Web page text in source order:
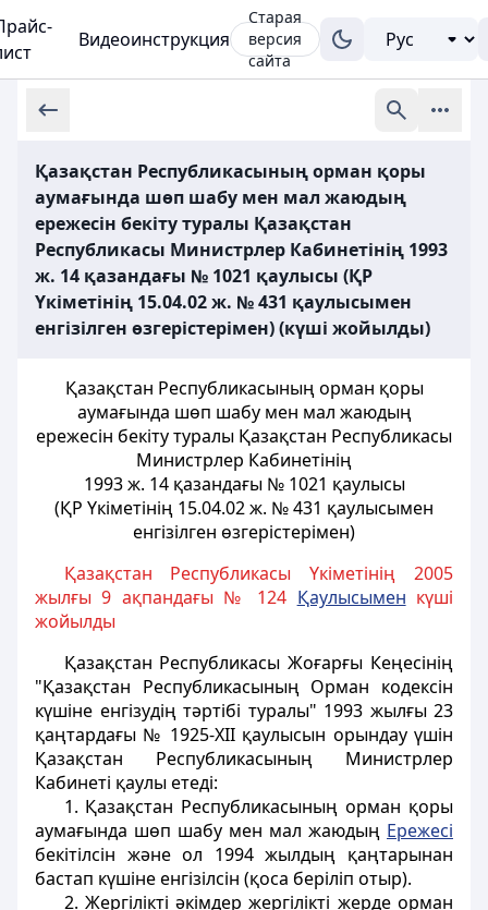
Видеоинструкция
Старая
версия
сайта
Қазақстан Республикасының орман қоры
аумағында шөп шабу мен мал жаюдың
ережесін бекіту туралы Қазақстан
Республикасы Министрлер Кабинетінің 1993
ж. 14 қазандағы № 1021 қаулысы (ҚР
Үкіметінің 15.04.02 ж. № 431 қаулысымен
енгізілген өзгерістерімен) (күші жойылды)
Қазақстан Республикасының орман қоры
аумағында шөп шабу мен мал жаюдың
ережесін бекіту туралы Қазақстан Республикасы
Министрлер Кабинетінің
1993 ж. 14 қазандағы № 1021 қаулысы
(ҚР Үкіметінің 15.04.02 ж. № 431 қаулысымен
енгізілген өзгерістерімен)
Қазақстан Республикасы Үкіметінің 2005
жылғы 9 ақпандағы № 124 Қаулысымен күші
жойылды
Қазақстан Республикасы Жоғарғы Кеңесiнiң
"Қазақстан Республикасының Орман кодексiн
күшiне енгiзудiң тәртібі туралы" 1993 жылғы 23
қаңтардағы № 1925-XII қаулысын орындау үшiн
Қазақстан Республикасының Министрлер
Кабинетi қаулы етедi:
1. Қазақстан Республикасының орман қоры
аумағында шөп шабу мен мал жаюдың Ережесi
бекітілсiн және ол 1994 жылдың қаңтарынан
бастап күшiне енгiзiлсiн (қоса берiлiп отыр).
2. Жергiлiктi әкiмдер жергiлiктi жерде орман